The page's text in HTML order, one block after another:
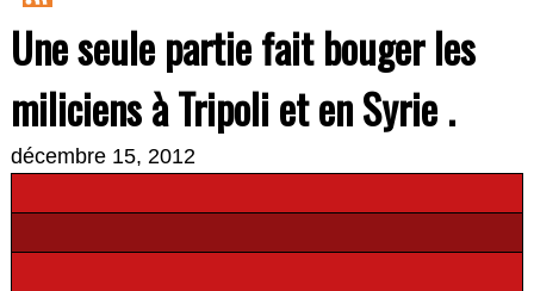
RSS
Feed
Une seule partie fait bouger les
miliciens à Tripoli et en Syrie .
décembre 15, 2012